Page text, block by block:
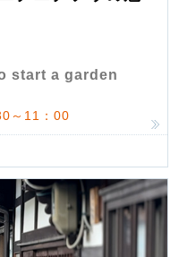
start a garden
～11：00